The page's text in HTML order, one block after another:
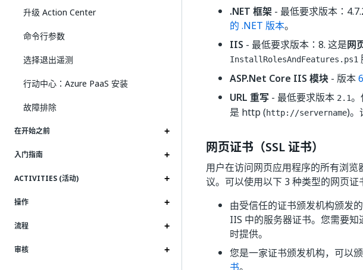
升级 Action Center
命令行参数
选择退出遥测
行动中心：Azure PaaS 安装
故障排除
在开始之前
入门指南
ACTIVITIES (活动)
操作
流程
审核
.NET 框架 - 最低要求版本：
的 .NET 版本。
IIS - 最低要求版本：8. 这是网
InstallRolesAndFeatures.ps1
ASP.Net Core IIS 模块 - 版本
URL 重写 - 最低要求版本 2.1
是 http (http://servername)。
网页证书（SSL 证书）
用户在访问网页应用程序的所有浏
议。可以使用以下 3 种类型的网页证
由受信任的证书颁发机构颁发
IIS 中的服务器证书。您需要
时提供。
您是一家证书颁发机构，可以
书。